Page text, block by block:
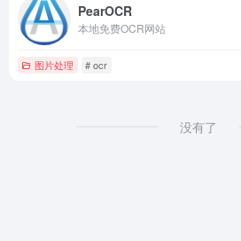
PearOCR
本地免费OCR网站
图片处理 # ocr
没有了